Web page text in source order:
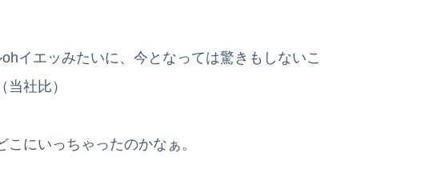
イエッみたいに、今となっては驚きもしないこ
当社比）
にいっちゃったのかなぁ。